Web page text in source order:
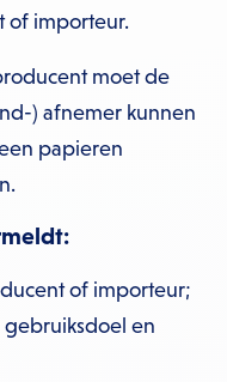
of importeur.
moet de
) afnemer kunnen
papieren
of importeur;
en